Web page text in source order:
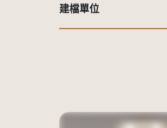
建檔單位